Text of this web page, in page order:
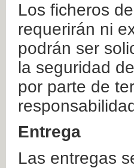
Los ficheros
requerirán ni
podrán ser
la seguridad
por parte de
Entrega
Las entregas